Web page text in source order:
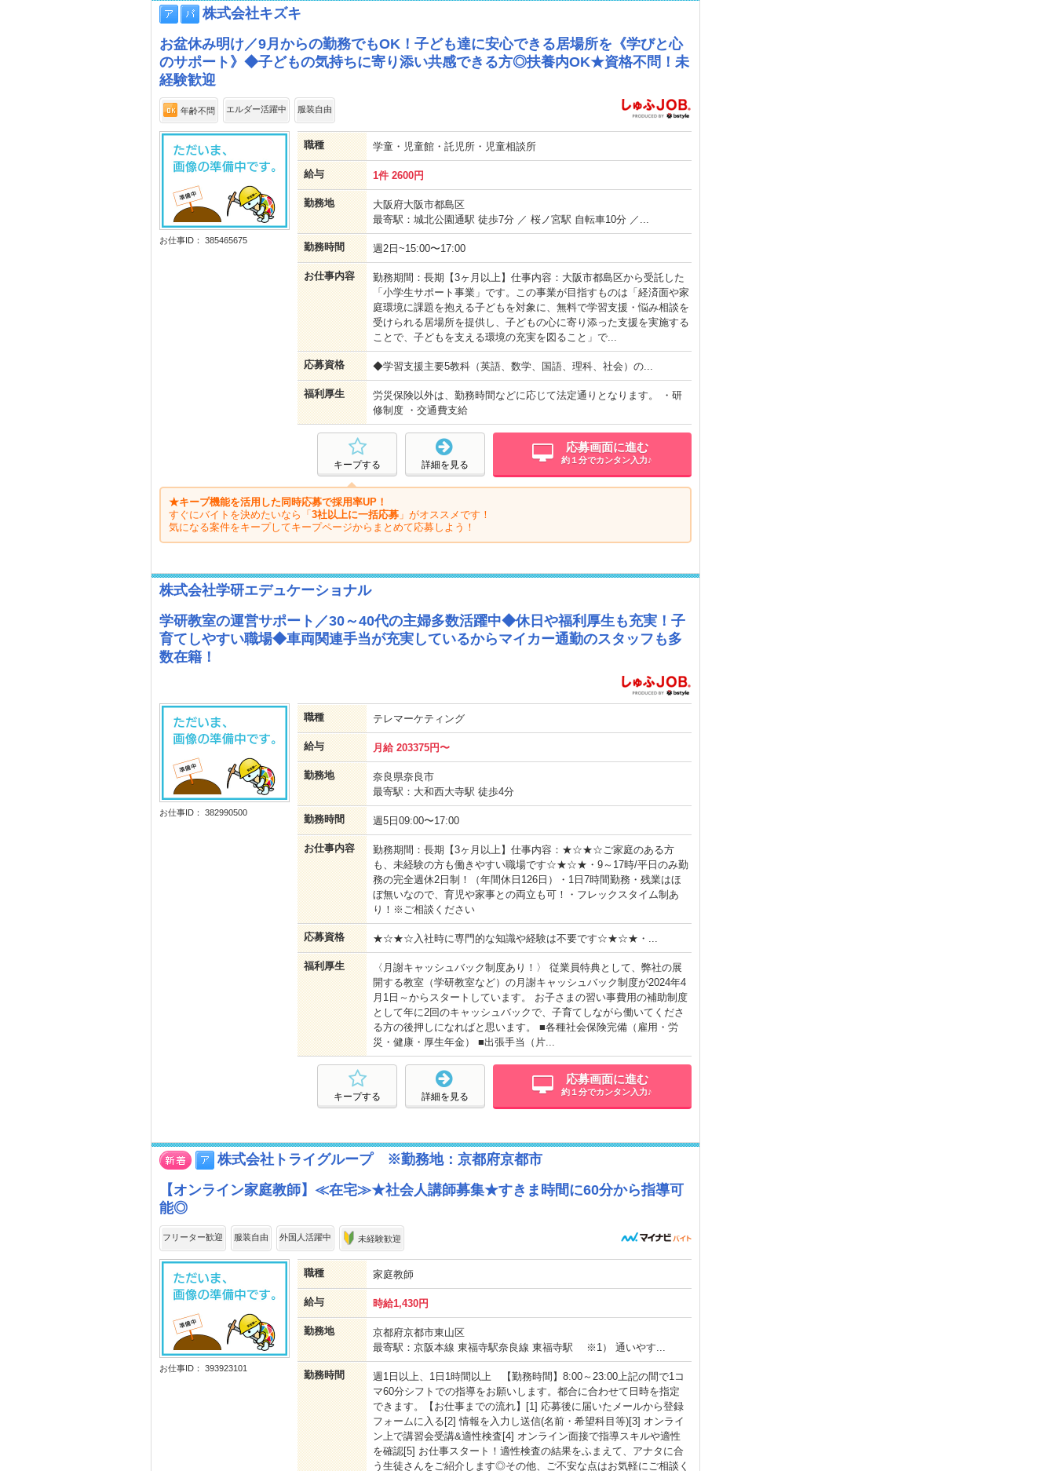
株式会社キズキ
お盆休み明け／9月からの勤務でもOK！子ども達に安心できる居場所を《学びと心
のサポート》◆子どもの気持ちに寄り添い共感できる方◎扶養内OK★資格不問！未
経験歓迎
年齢不問 エルダー活躍中 服装自由
お仕事ID： 385465675
職種 学童・児童館・託児所・児童相談所
給与 1件 2600円
勤務地
大阪府大阪市都島区
最寄駅：城北公園通駅 徒歩7分 ／ 桜ノ宮駅 自転車10分 ／...
勤務時間 週2日~15:00〜17:00
お仕事内容
勤務期間：長期【3ヶ月以上】仕事内容：大阪市都島区から受託した
「小学生サポート事業」です。この事業が目指すものは「経済面や家
庭環境に課題を抱える子どもを対象に、無料で学習支援・悩み相談を
受けられる居場所を提供し、子どもの心に寄り添った支援を実施する
ことで、子どもを支える環境の充実を図ること」で...
応募資格 ◆学習支援主要5教科（英語、数学、国語、理科、社会）の...
福利厚生
労災保険以外は、勤務時間などに応じて法定通りとなります。 ・研
修制度 ・交通費支給
応募画面に進む
約１分でカンタン入力♪
詳細を見る
キープする
★キープ機能を活用した同時応募で採用率UP！
すぐにバイトを決めたいなら「 3社以上に一括応募 」がオススメです！
気になる案件をキープしてキープページからまとめて応募しよう！
株式会社学研エデュケーショナル
学研教室の運営サポート／30～40代の主婦多数活躍中◆休日や福利厚生も充実！子
育てしやすい職場◆車両関連手当が充実しているからマイカー通勤のスタッフも多
数在籍！
お仕事ID： 382990500
職種 テレマーケティング
給与 月給 203375円〜
勤務地
奈良県奈良市
最寄駅：大和西大寺駅 徒歩4分
勤務時間 週5日09:00〜17:00
お仕事内容
勤務期間：長期【3ヶ月以上】仕事内容：★☆★☆ご家庭のある方
も、未経験の方も働きやすい職場です☆★☆★・9～17時/平日のみ勤
務の完全週休2日制！（年間休日126日）・1日7時間勤務・残業はほ
ぼ無いなので、育児や家事との両立も可！・フレックスタイム制あ
り！※ご相談ください
応募資格 ★☆★☆入社時に専門的な知識や経験は不要です☆★☆★・...
福利厚生
〈月謝キャッシュバック制度あり！〉 従業員特典として、弊社の展
開する教室（学研教室など）の月謝キャッシュバック制度が2024年4
月1日～からスタートしています。 お子さまの習い事費用の補助制度
として年に2回のキャッシュバックで、子育てしながら働いてくださ
る方の後押しになればと思います。 ■各種社会保険完備（雇用・労
災・健康・厚生年金） ■出張手当（片...
応募画面に進む
約１分でカンタン入力♪
詳細を見る
キープする
株式会社トライグループ ※勤務地：京都府京都市
【オンライン家庭教師】≪在宅≫★社会人講師募集★すきま時間に60分から指導可
能◎
フリーター歓迎 服装自由 外国人活躍中 未経験歓迎
お仕事ID： 393923101
職種 家庭教師
給与 時給1,430円
勤務地
京都府京都市東山区
最寄駅：京阪本線 東福寺駅奈良線 東福寺駅 ※1） 通いやす...
勤務時間
週1日以上、1日1時間以上 【勤務時間】8:00～23:00上記の間で1コ
マ60分シフトでの指導をお願いします。都合に合わせて日時を指定
できます。【お仕事までの流れ】[1] 応募後に届いたメールから登録
フォームに入る[2] 情報を入力し送信(名前・希望科目等)[3] オンライ
ン上で講習会受講&適性検査[4] オンライン面接で指導スキルや適性
を確認[5] お仕事スタート！適性検査の結果をふまえて、アナタに合
う生徒さんをご紹介します◎その他、ご不安な点はお気軽にご相談く